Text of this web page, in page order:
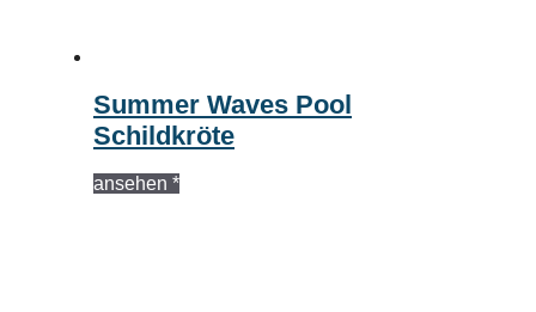
Summer Waves Pool
Schildkröte
ansehen *